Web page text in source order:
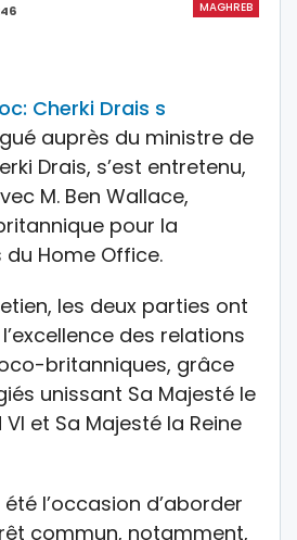
MAGHREB
auprès du ministre de
Drais, s’est entretenu,
M. Ben Wallace,
pour la
Home Office.
les deux parties ont
des relations
britanniques, grâce
unissant Sa Majesté le
et Sa Majesté la Reine
l’occasion d’aborder
commun, notamment,